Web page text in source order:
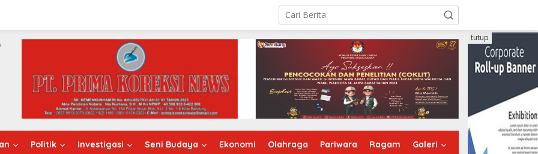
Politik Investigasi Seni Budaya Ekonomi Olahraga Pariwara Ragam Galeri
tutup